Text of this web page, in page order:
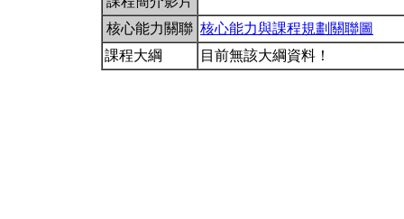
核心能力關聯 核心能力與課程規劃關聯圖
課程大綱
目前無該大綱資料！